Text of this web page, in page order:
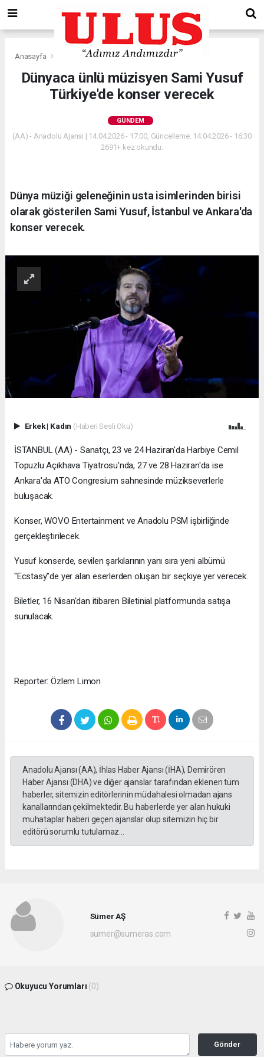
Anasayfa Gündem
Dünyaca ünlü müzisyen Sami Yusuf
Türkiye'de konser verecek
GÜNDEM
(AA) - Anadolu Ajansı | 14.04.2026 - 17:00, Güncelleme: 14.04.2026 - 16:30
2691+ kez okundu.
Dünya müziği geleneğinin usta isimlerinden birisi
olarak gösterilen Sami Yusuf, İstanbul ve Ankara'da
konser verecek.
Erkek| Kadın (Haberi Sesli Oku)
İSTANBUL (AA) - Sanatçı, 23 ve 24 Haziran'da Harbiye Cemil
Topuzlu Açıkhava Tiyatrosu'nda, 27 ve 28 Haziran'da ise
Ankara'da ATO Congresium sahnesinde müzikseverlerle
buluşacak.
Konser, WOVO Entertainment ve Anadolu PSM işbirliğinde
gerçekleştirilecek.
Yusuf konserde, sevilen şarkılarının yanı sıra yeni albümü
"Ecstasy"de yer alan eserlerden oluşan bir seçkiye yer verecek.
Biletler, 16 Nisan'dan itibaren Biletinial platformunda satışa
sunulacak.
Reporter: Özlem Limon
Anadolu Ajansı (AA), İhlas Haber Ajansı (İHA), Demirören
Haber Ajansı (DHA) ve diğer ajanslar tarafından eklenen tüm
haberler, sitemizin editörlerinin müdahalesi olmadan ajans
kanallarından çekilmektedir. Bu haberlerde yer alan hukuki
muhataplar haberi geçen ajanslar olup sitemizin hiç bir
editörü sorumlu tutulamaz...
Sümer AŞ
sumer@sumeras.com
Okuyucu Yorumları (0)
Gönder